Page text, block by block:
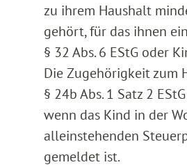
zu ihrem Haushalt
gehört, für das ihnen
§ 32 Abs. 6 EStG oder
Die Zugehörigkeit zum
§ 24b Abs. 1 Satz 2
wenn das Kind in der
alleinstehenden
gemeldet ist.